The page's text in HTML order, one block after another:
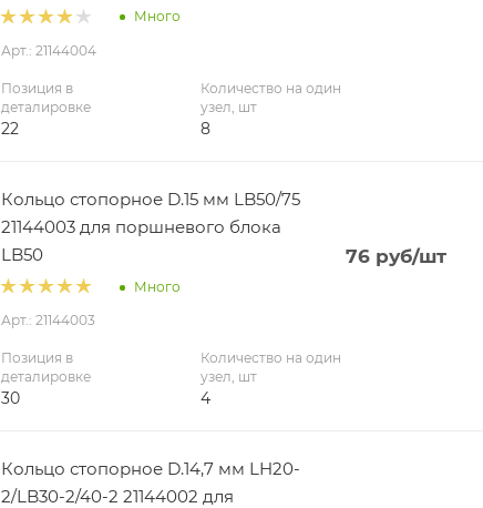
Много
Арт.: 21144004
Позиция в
деталировке
22
Количество на один
узел, шт
8
Кольцо стопорное D.15 мм LB50/75
21144003 для поршневого блока
LB50
Много
Арт.: 21144003
76руб/шт
Позиция в
деталировке
30
Количество на один
узел, шт
4
Кольцо стопорное D.14,7 мм LH20-
2/LB30-2/40-2 21144002 для